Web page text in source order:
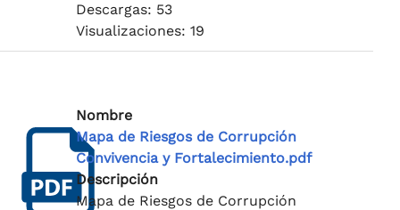
Descargas: 53
Visualizaciones: 19
Nombre
Mapa de Riesgos de Corrupción
Convivencia y Fortalecimiento.pdf
Descripción
Mapa de Riesgos de Corrupción